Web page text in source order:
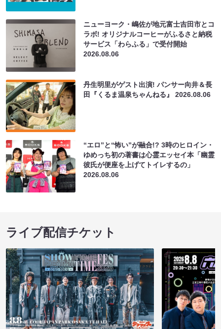
ニューヨーク・嶋佐が地元富士吉田市とコ
ラボ! オリジナルコーヒーがふるさと納税
サービス「わらふる」で受付開始
2026.08.06
丹生明里がゲスト出演! パンサー向井＆長
田『くるま温泉ちゃんねる』2026.08.06
“エロ”と“怖い”が融合!? 3時のヒロイン・
ゆめっち初の著書は心霊エッセイ本「幽霊
彼氏が便座を上げてトイレするの」
2026.08.06
ライブ配信チケット